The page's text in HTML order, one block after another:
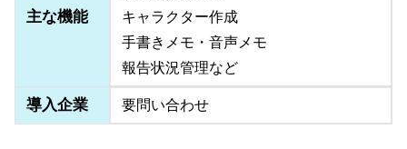
主な機能
キャラクター作成
手書きメモ・音声メモ
報告状況管理など
導入企業 要問い合わせ